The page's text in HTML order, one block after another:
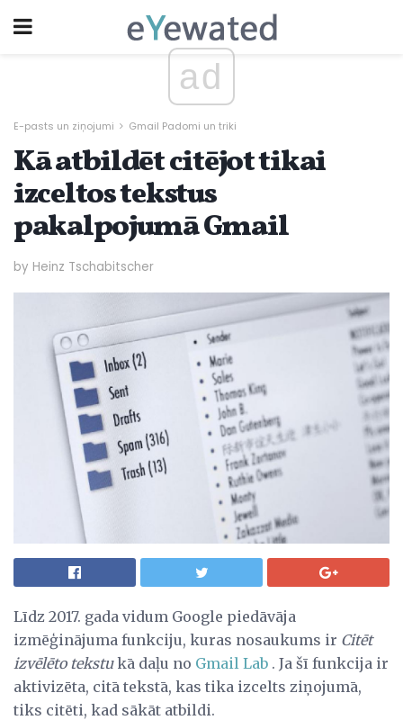
ad
E-pasts un ziņojumi Gmail Padomi un triki
Kā atbildēt citējot tikai
izceltos tekstus
pakalpojumā Gmail
by Heinz Tschabitscher
Līdz 2017. gada vidum Google piedāvāja
izmēģinājuma funkciju, kuras nosaukums ir Citēt
izvēlēto tekstukā daļu no Gmail Lab . Ja šī funkcija ir
aktivizēta, citā tekstā, kas tika izcelts ziņojumā,
tiks citēti, kad sākāt atbildi.